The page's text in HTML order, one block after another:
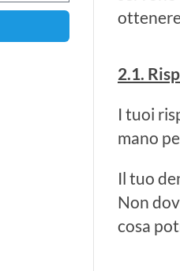
2.1.
I tuoi
mano
Il tuo
Non
cosa